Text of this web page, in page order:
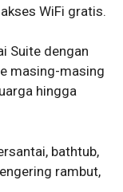
WiFi gratis.
Suite dengan
masing-masing
hingga
bathtub,
rambut,